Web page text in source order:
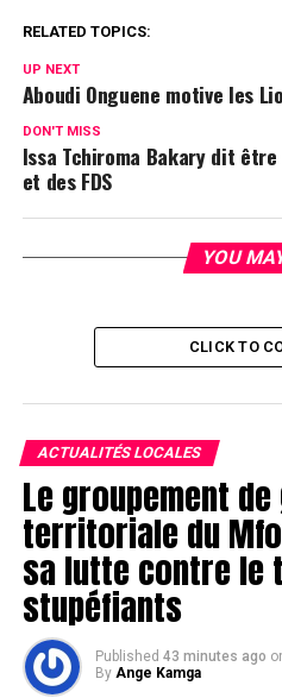
RELATED TOPICS:
UP NEXT
Aboudi Onguene motive les
DON'T MISS
Issa Tchiroma Bakary dit
et des FDS
YOU
CLICK TO
ACTUALITÉS LOCALES
Le groupement
territoriale du
sa lutte contre le
stupéfiants
Published 43 minutes ago
By Ange Kamga